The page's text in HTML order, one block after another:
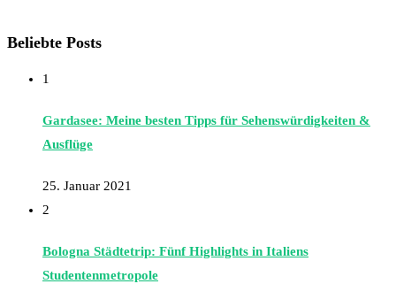
Beliebte Posts
1
Gardasee: Meine besten Tipps für Sehenswürdigkeiten &
Ausflüge
25. Januar 2021
2
Bologna Städtetrip: Fünf Highlights in Italiens
Studentenmetropole